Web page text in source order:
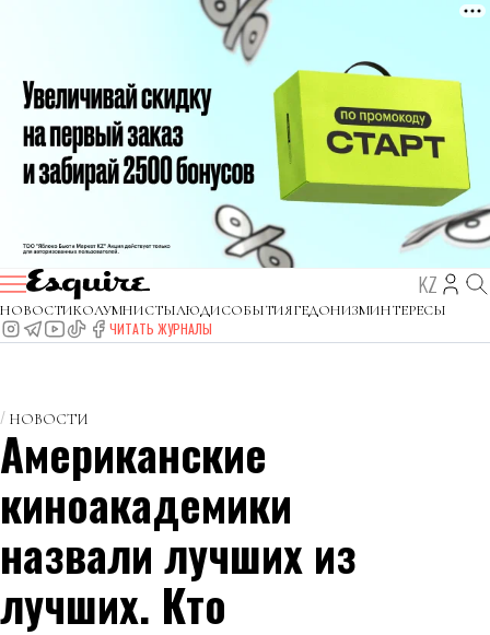
KZ
НОВОСТИКОЛУМНИСТЫЛЮДИСОБЫТИЯГЕДОНИЗМИНТЕРЕСЫ
ЧИТАТЬ ЖУРНАЛЫ
НОВОСТИ
Американские
киноакадемики
назвали лучших из
лучших. Кто